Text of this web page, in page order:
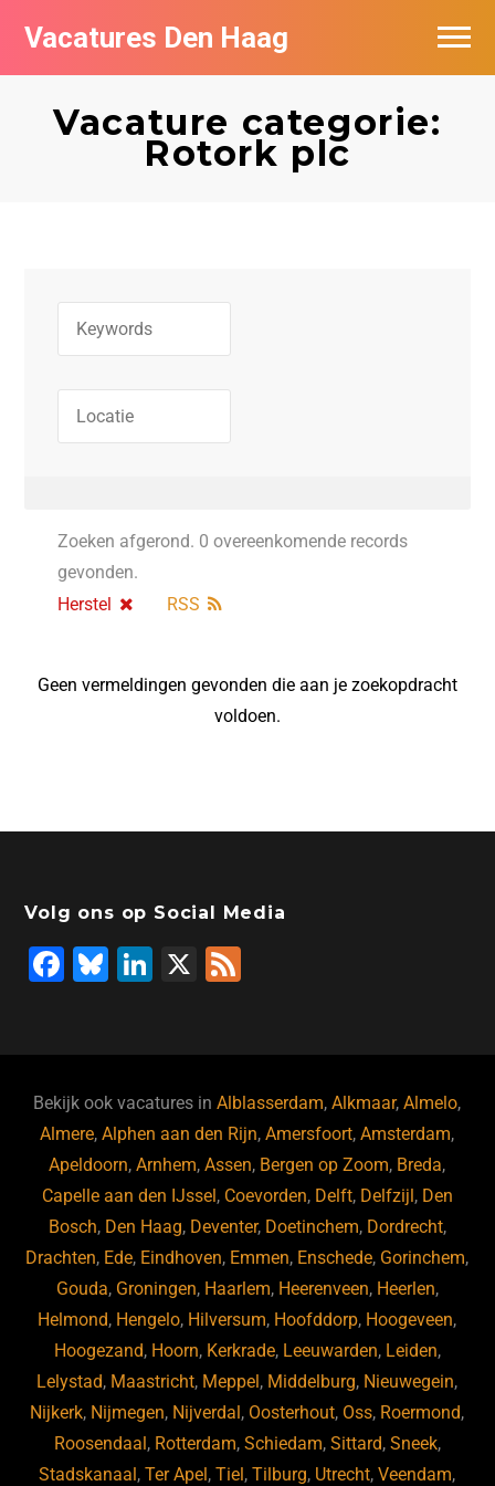
Vacatures Den Haag
Vacature categorie:
Rotork plc
Zoeken afgerond. 0 overeenkomende records
gevonden.
Herstel
RSS
Geen vermeldingen gevonden die aan je zoekopdracht
voldoen.
Volg ons op Social Media
F
b
o
o
k
Bl
ky
Li
dI
n
X
Bekijk ook vacatures inAlblasserdam,Alkmaar,Almelo,
Almere,Alphen aan den Rijn,Amersfoort,Amsterdam,
Apeldoorn,Arnhem,Assen, Bergen op Zoom, Breda,
Capelle aan den IJssel , Coevorden, Delft, Delfzijl , Den
Bosch, Den Haag, Deventer, Doetinchem, Dordrecht,
Drachten, Ede, Eindhoven, Emmen, Enschede, Gorinchem,
Gouda, Groningen, Haarlem, Heerenveen, Heerlen,
Helmond, Hengelo, Hilversum, Hoofddorp, Hoogeveen,
Hoogezand, Hoorn, Kerkrade, Leeuwarden, Leiden,
Lelystad, Maastricht, Meppel , Middelburg, Nieuwegein,
Nijkerk, Nijmegen, Nijverdal , Oosterhout, Oss, Roermond,
Roosendaal , Rotterdam, Schiedam, Sittard, Sneek,
Stadskanaal ,Ter Apel ,Tiel ,Tilburg, Utrecht,Veendam,
Vacatures per bedrijf in Den Haag
Populair